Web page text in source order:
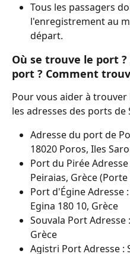
Tous les passagers
l'enregistrement au
départ.
Où se trouve le port
port ? Comment
Pour vous aider à
les adresses des ports de
Adresse du port de
18020 Poros, Iles
Port du Pirée
Peiraias, Grèce (Porte
Port d'Égine Adresse
Egina 180 10, Grèce
Souvala Port Adresse
Grèce
Agistri Port Adresse :